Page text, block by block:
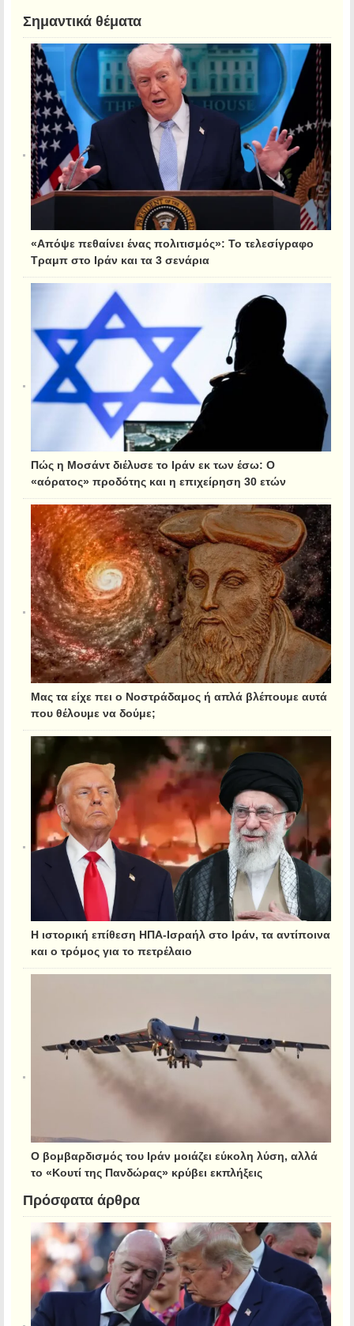
Σημαντικά θέματα
«Απόψε πεθαίνει ένας πολιτισμός»: Το τελεσίγραφο
Τραμπ στο Ιράν και τα 3 σενάρια
Πώς η Μοσάντ διέλυσε το Ιράν εκ των έσω: Ο
«αόρατος» προδότης και η επιχείρηση 30 ετών
Μας τα είχε πει ο Νοστράδαμος ή απλά βλέπουμε αυτά
που θέλουμε να δούμε;
Η ιστορική επίθεση ΗΠΑ-Ισραήλ στο Ιράν, τα αντίποινα
και ο τρόμος για το πετρέλαιο
Ο βομβαρδισμός του Ιράν μοιάζει εύκολη λύση, αλλά
το «Κουτί της Πανδώρας» κρύβει εκπλήξεις
Πρόσφατα άρθρα